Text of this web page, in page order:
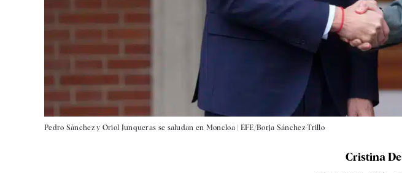
Pedro Sánchez y Oriol Junqueras se saludan en Moncloa | EFE/Borja Sánchez-Trillo
Cristina